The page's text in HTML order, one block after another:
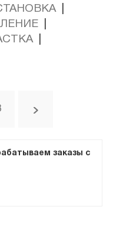
заказы с